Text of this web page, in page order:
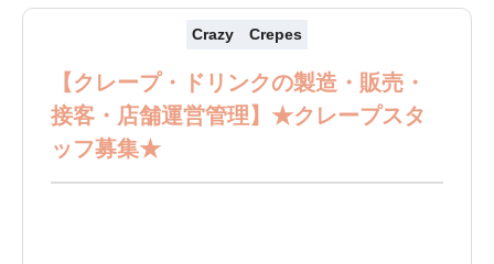
Crazy Crepes
【クレープ・ドリンクの製造・販売・
接客・店舗運営管理】★クレープスタ
ッフ募集★